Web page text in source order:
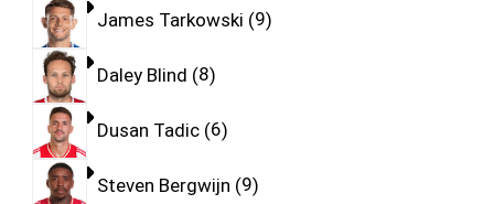
James Tarkowski 9
Daley Blind 8
Dusan Tadic 6
Steven Bergwijn 9